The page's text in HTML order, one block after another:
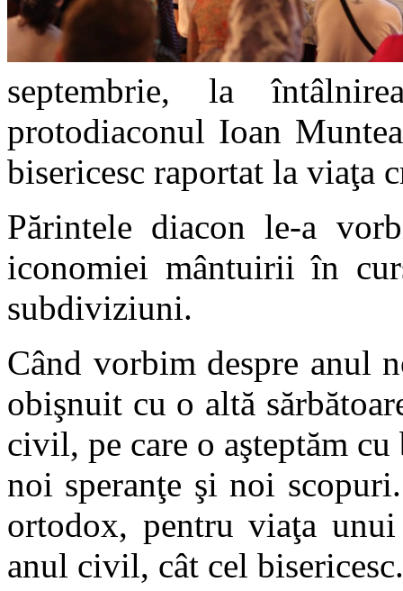
septembrie, la
protodiaconul Ioan
bisericesc raportat la viaţa
Părintele diacon le-a
iconomiei mântuirii în
subdiviziuni.
Când vorbim despre anul
obişnuit cu o altă
civil, pe care o aşteptăm
noi speranţe şi noi
ortodox, pentru viaţa
anul civil, cât cel bisericesc.